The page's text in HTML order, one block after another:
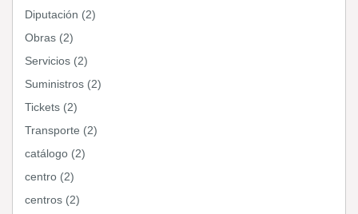
Diputación (2)
Obras (2)
Servicios (2)
Suministros (2)
Tickets (2)
Transporte (2)
catálogo (2)
centro (2)
centros (2)